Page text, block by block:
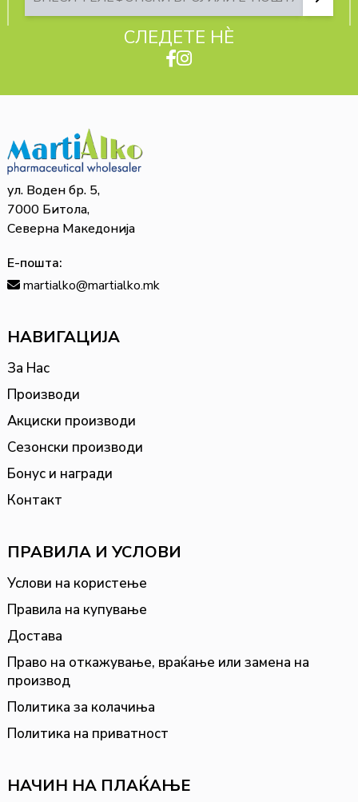
СЛЕДЕТЕ НЀ
ул. Воден бр. 5,
7000 Битола,
Северна Македонија
Е-пошта:
martialko@martialko.mk
НАВИГАЦИЈА
За Нас
Производи
Акциски производи
Сезонски производи
Бонус и награди
Контакт
ПРАВИЛА И УСЛОВИ
Услови на користење
Правила на купување
Достава
Право на откажување, враќање или замена на
производ
Политика за колачиња
Политика на приватност
НАЧИН НА ПЛАЌАЊЕ